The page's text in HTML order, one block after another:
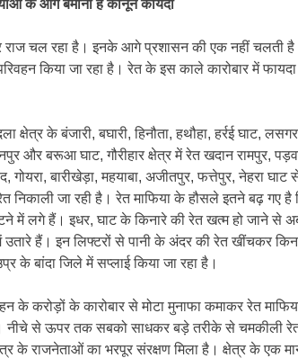
के आगे बेमानी है कानून कायदा
चल रहा है। इनके आगे प्रशासन की एक नहीं चलती
किया जा रहा है। रेत के इस काले कारोबार में
के बंजारी, बघारी, हिनौता, हथौहा, हर्रई घाट,
और बरूआ घाट, गौरीहार क्षेत्र में रेत खदान रामपुर,
गोयरा, बारीखेड़ा, महयाबा, अजीतपुर, फत्तेपुर, नेहरा
निकाली जा रही है। रेत माफिया के हौसले इतने बढ़ गए है
में लगे हैं। इधर, घाट के किनारे की रेत खत्म हो जाने से
हैं। इन लिफ्टरों से पानी के अंदर की रेत खींचकर
के बांदा जिले में सप्लाई किया जा रहा है।
करोड़ों के कारोबार से मोटा मुनाफा कमाकर रेत
नीचे से ऊपर तक सबको साधकर बड़े तरीके से चमकीली रेत
के राजनेताओं का भरपूर संरक्षण मिला है। क्षेत्र के एक